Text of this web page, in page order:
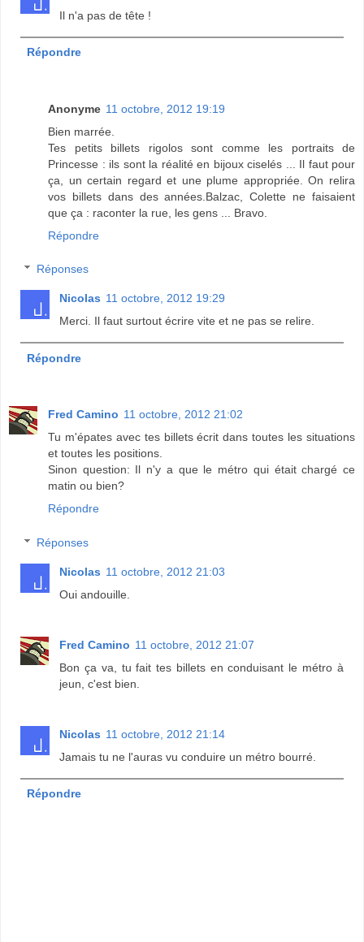
Il n'a pas de tête !
Répondre
Anonyme 11 octobre, 2012 19:19
Bien marrée.
Tes petits billets rigolos sont comme les portraits de
Princesse : ils sont la réalité en bijoux ciselés ... Il faut pour
ça, un certain regard et une plume appropriée. On relira
vos billets dans des années.Balzac, Colette ne faisaient
que ça : raconter la rue, les gens ... Bravo.
Répondre
Réponses
Nicolas 11 octobre, 2012 19:29
Merci. Il faut surtout écrire vite et ne pas se relire.
Répondre
Fred Camino 11 octobre, 2012 21:02
Tu m'épates avec tes billets écrit dans toutes les situations
et toutes les positions.
Sinon question: Il n'y a que le métro qui était chargé ce
matin ou bien?
Répondre
Réponses
Nicolas 11 octobre, 2012 21:03
Oui andouille.
Fred Camino 11 octobre, 2012 21:07
Bon ça va, tu fait tes billets en conduisant le métro à
jeun, c'est bien.
Nicolas 11 octobre, 2012 21:14
Jamais tu ne l'auras vu conduire un métro bourré.
Répondre